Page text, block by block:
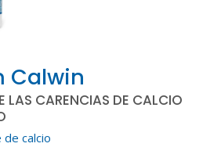
Calwin
LAS CARENCIAS DE CALCIO
calcio